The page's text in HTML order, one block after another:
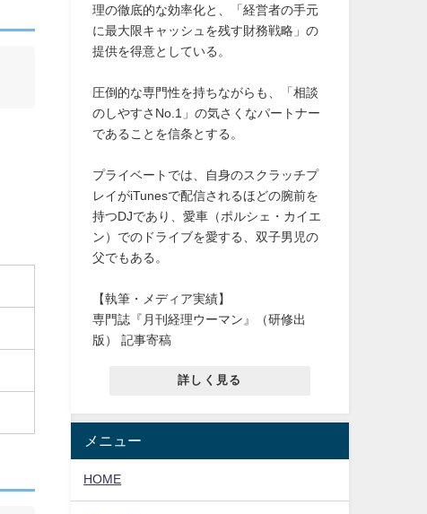
理の徹底的な効率化と、「経営者の手元
に最大限キャッシュを残す財務戦略」の
提供を得意としている。
圧倒的な専門性を持ちながらも、「相談
のしやすさNo.1」の気さくなパートナー
であることを信条とする。
プライベートでは、自身のスクラッチプ
レイがiTunesで配信されるほどの腕前を
持つDJであり、愛車（ポルシェ・カイエ
ン）でのドライブを愛する、双子男児の
父でもある。
【執筆・メディア実績】
専門誌『月刊経理ウーマン』（研修出
版） 記事寄稿
詳しく見る
メニュー
HOME